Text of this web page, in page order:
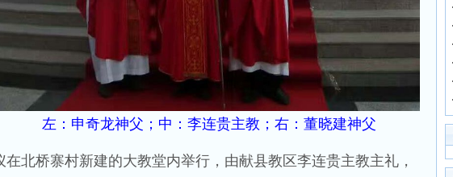
左： 申奇龙神父；中：李连贵主教；右： 董晓建神父
北桥寨村新建的大教堂内举行，由献县教区李连贵主教主礼，